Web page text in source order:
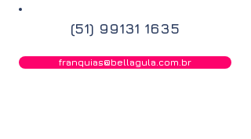
(51) 99131 1635
franquias@bellagula.com.br